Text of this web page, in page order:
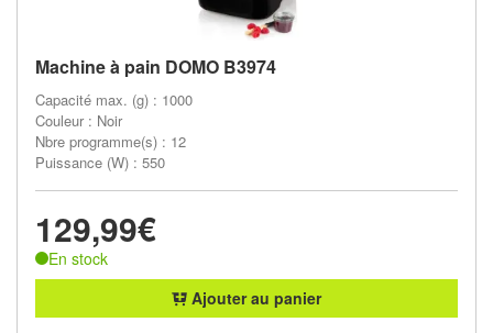
Machine à pain DOMO B3974
Capacité max. (g) : 1000
Couleur : Noir
Nbre programme(s) : 12
Puissance (W) : 550
129,99€
En stock
Ajouter au panier